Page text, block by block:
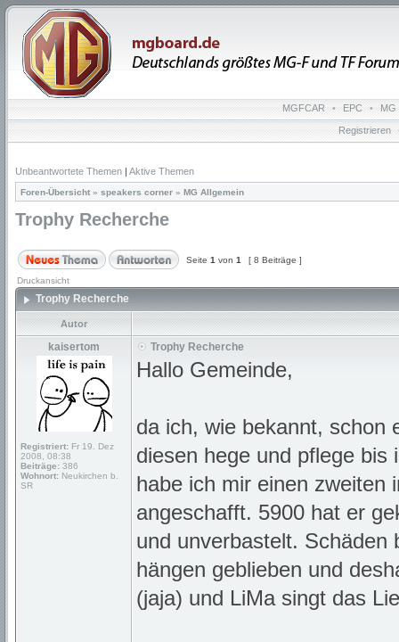
MGFCAR • EPC • MG
Registrieren
Unbeantwortete Themen | Aktive Themen
Foren-Übersicht » speakers corner » MG Allgemein
Trophy Recherche
Seite 1 von 1 [ 8 Beiträge ]
Druckansicht
Trophy Recherche
Autor
kaisertom
Registriert: Fr 19. Dez
2008, 08:38
Beiträge: 386
Wohnort: Neukirchen b.
SR
Trophy Recherche
Hallo Gemeinde,
da ich, wie bekannt, schon
diesen hege und pflege
habe ich mir einen zweiten
angeschafft. 5900 hat er
und unverbastelt. Schäden
hängen geblieben und
(jaja) und LiMa singt das